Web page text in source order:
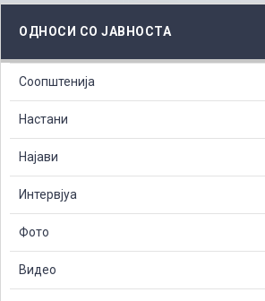
ОДНОСИ СО ЈАВНОСТА
Соопштенија
Настани
Најави
Интервјуа
Фото
Видео